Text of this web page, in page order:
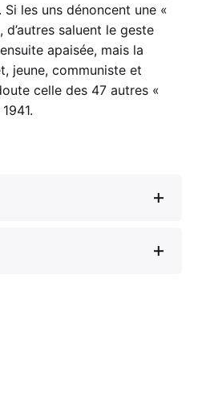
les uns dénoncent une «
saluent le geste
apaisée, mais la
jeune, communiste et
celle des 47 autres «